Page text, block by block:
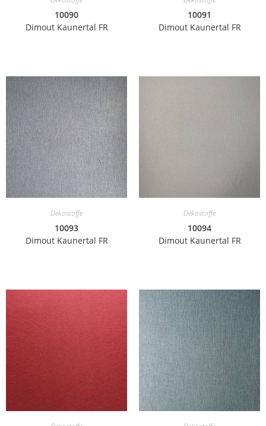
10090
Dimout Kaunertal FR
10091
Dimout Kaunertal FR
Dekostoffe
10093
Dimout Kaunertal FR
Dekostoffe
10094
Dimout Kaunertal FR